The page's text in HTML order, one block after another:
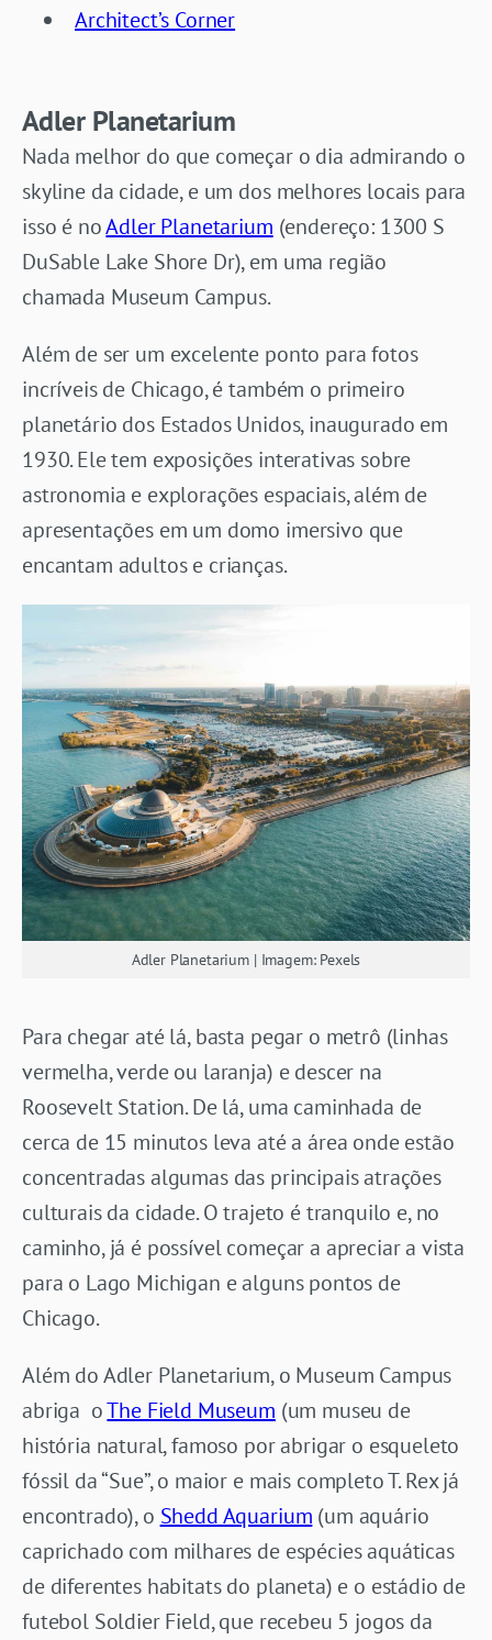
Architect’s Corner
Adler Planetarium
Nada melhor do que começar o dia admirando o
skyline da cidade, e um dos melhores locais para
isso é noAdler Planetarium (endereço: 1300 S
DuSable Lake Shore Dr), em uma região
chamada Museum Campus.
Além de ser um excelente ponto para fotos
incríveis de Chicago, é também o primeiro
planetário dos Estados Unidos, inaugurado em
1930. Ele tem exposições interativas sobre
astronomia e explorações espaciais, além de
apresentações em um domo imersivo que
encantam adultos e crianças.
Adler Planetarium | Imagem: Pexels
Para chegar até lá, basta pegar o metrô (linhas
vermelha, verde ou laranja) e descer na
Roosevelt Station. De lá, uma caminhada de
cerca de 15 minutos leva até a área onde estão
concentradas algumas das principais atrações
culturais da cidade. O trajeto é tranquilo e, no
caminho, já é possível começar a apreciar a vista
para o Lago Michigan e alguns pontos de
Chicago.
Além do Adler Planetarium, o Museum Campus
abriga oThe Field Museum (um museu de
história natural, famoso por abrigar o esqueleto
fóssil da “Sue”, o maior e mais completo T. Rex já
encontrado), o Shedd Aquarium (um aquário
caprichado com milhares de espécies aquáticas
de diferentes habitats do planeta) e o estádio de
futebol Soldier Field, que recebeu 5 jogos da